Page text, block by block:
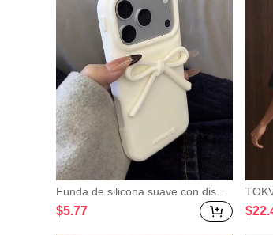
Funda de silicona suave con diseñ
o de lazo blanco de estilo coreano
Ins, compatible con iPhone 17, 16
$5.77
a
para
$22